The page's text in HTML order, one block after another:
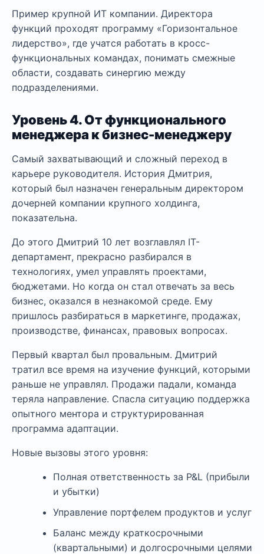
Пример крупной ИТ компании. Директора
функций проходят программу «Горизонтальное
лидерство», где учатся работать в кросс-
функциональных командах, понимать смежные
области, создавать синергию между
подразделениями.
Уровень 4. От функционального
менеджера к бизнес-менеджеру
Самый захватывающий и сложный переход в
карьере руководителя. История Дмитрия,
который был назначен генеральным директором
дочерней компании крупного холдинга,
показательна.
До этого Дмитрий 10 лет возглавлял IT-
департамент, прекрасно разбирался в
технологиях, умел управлять проектами,
бюджетами. Но когда он стал отвечать за весь
бизнес, оказался в незнакомой среде. Ему
пришлось разбираться в маркетинге, продажах,
производстве, финансах, правовых вопросах.
Первый квартал был провальным. Дмитрий
тратил все время на изучение функций, которыми
раньше не управлял. Продажи падали, команда
теряла направление. Спасла ситуацию поддержка
опытного ментора и структурированная
программа адаптации.
Новые вызовы этого уровня:
Полная ответственность за P&L (прибыли
и убытки)
Управление портфелем продуктов и услуг
Баланс между краткосрочными
(квартальными) и долгосрочными целями